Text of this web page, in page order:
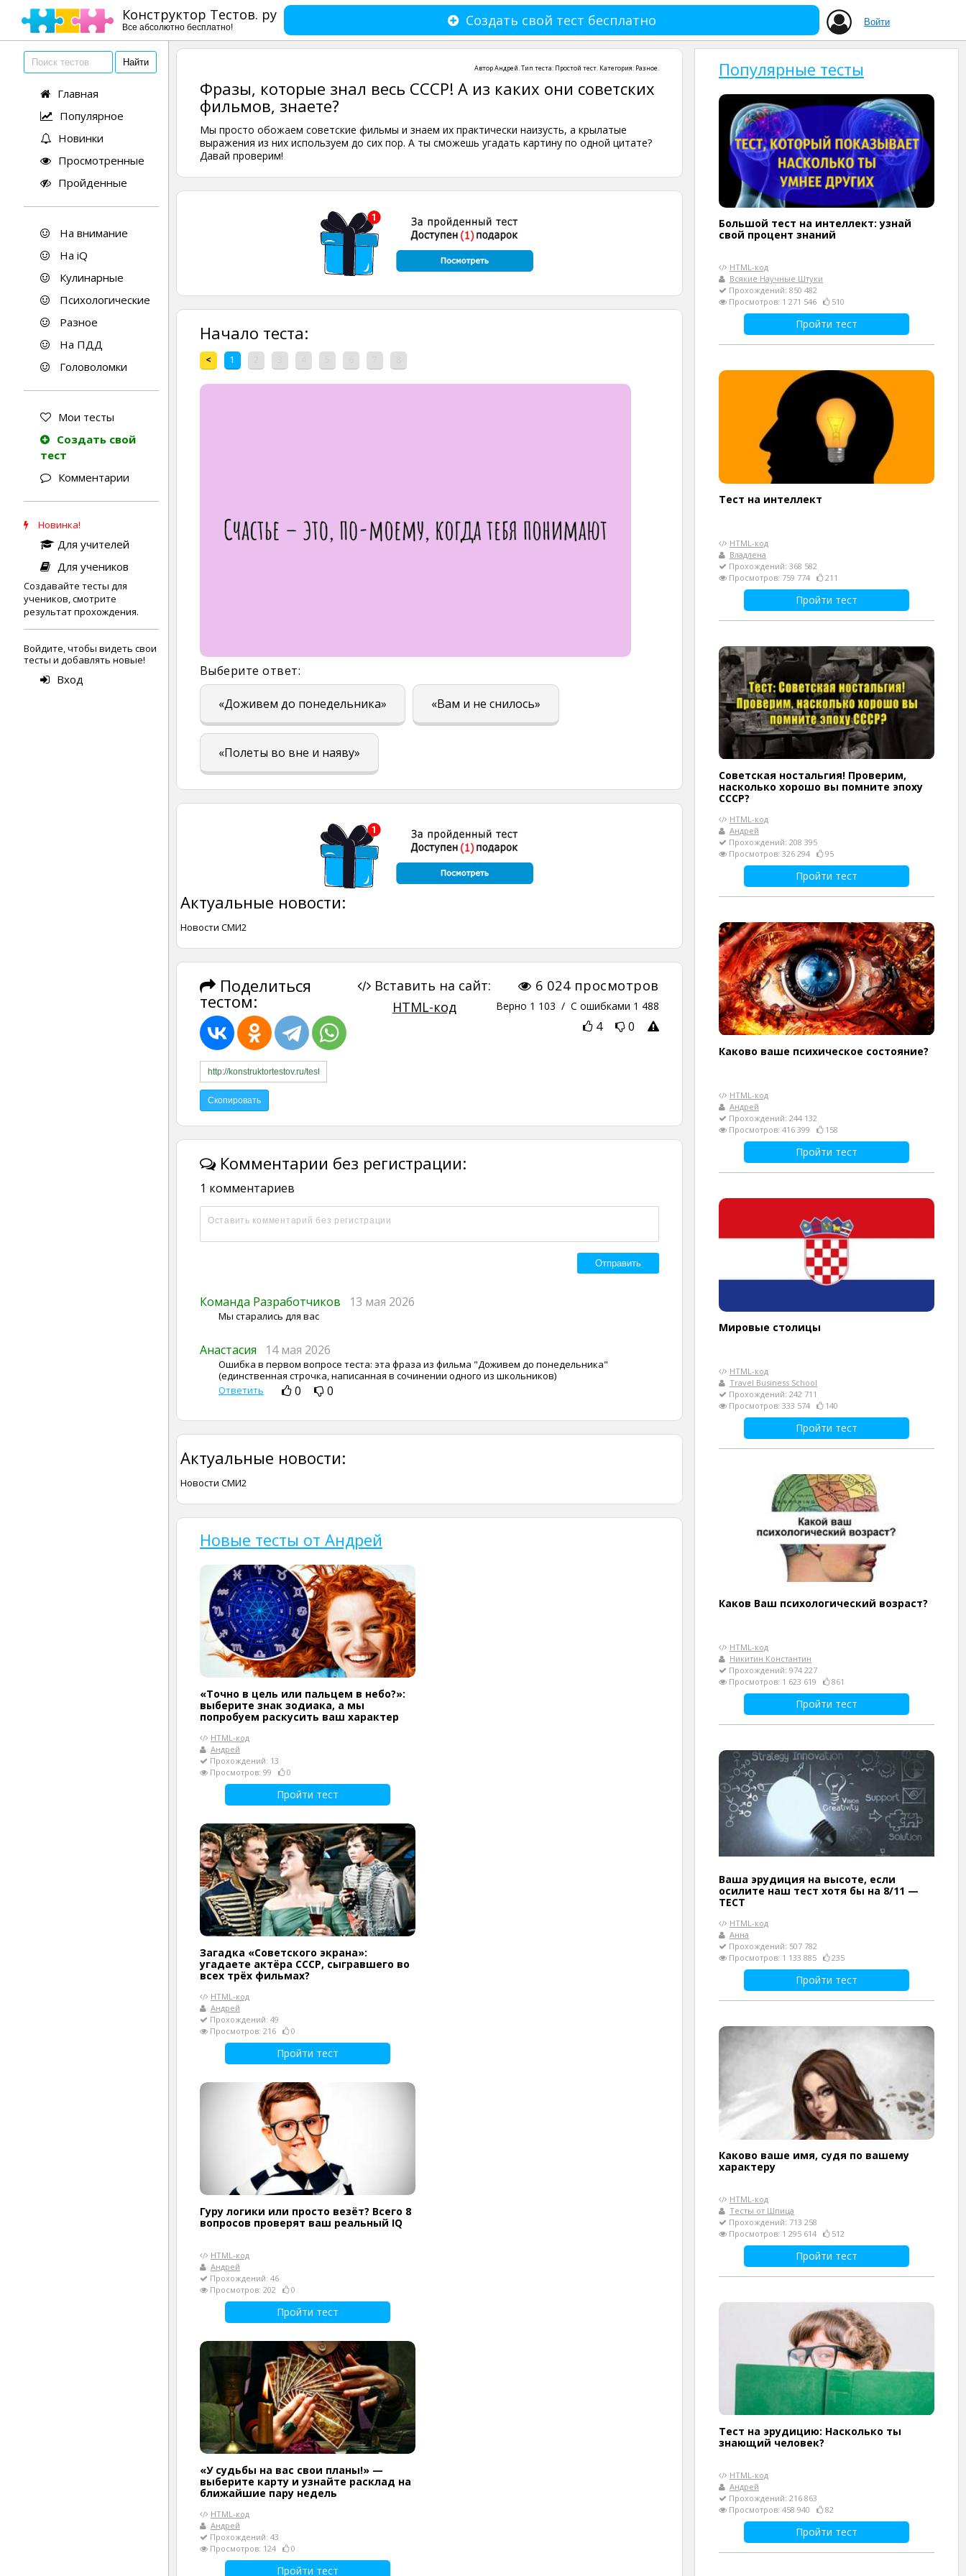
Конструктор Тестов. ру
Все абсолютно бесплатно! Войти
Создать свой тест бесплатно
Главная
Популярное
Новинки
Просмотренные
Пройденные
На внимание
На iQ
Кулинарные
Психологические
Разное
На ПДД
Головоломки
Мои тесты
Создать свой
тест
Комментарии
Новинка!
Для учителей
Для учеников
Создавайте тесты для
учеников, смотрите
результат прохождения.
Войдите, чтобы видеть свои
тесты и добавлять новые!
Вход
АвторАндрей. Тип теста: Простой тест. Категория: Разное.
Фразы, которые знал весь СССР! А из каких они советских
фильмов, знаете?
Мы просто обожаем советские фильмы и знаем их практически наизусть, а крылатые
выражения из них используем до сих пор. А ты сможешь угадать картину по одной цитате?
Давай проверим!
Начало теста:
< 1
Выберите ответ:
«Доживем до понедельника» «Вам и не снилось»
«Полеты во вне и наяву»
Актуальные новости:
Новости СМИ2
Поделиться
тестом:
6 024просмотров
Верно 1 103 / С ошибками 1 488
4 0
Вставить на сайт:
HTML-код
Комментарии без регистрации:
1 комментариев
Команда Разработчиков 13 мая 2026
Мы старались для вас
Анастасия 14 мая 2026
Ошибка в первом вопросе теста: эта фраза из фильма "Доживем до понедельника"
(единственная строчка, написанная в сочинении одного из школьников)
Ответить
0 0
Актуальные новости:
Новости СМИ2
Новые тесты от Андрей
«Точно в цель или пальцем в небо?»:
выберите знак зодиака, а мы
попробуем раскусить ваш характер
HTML-код
Андрей
Прохождений: 13
Просмотров: 99
0
Пройти тест
Загадка «Советского экрана»:
угадаете актёра СССР, сыгравшего во
всех трёх фильмах?
HTML-код
Андрей
Прохождений: 49
Просмотров: 216
0
Пройти тест
Гуру логики или просто везёт? Всего 8
вопросов проверят ваш реальный IQ
HTML-код
Андрей
Прохождений: 46
Просмотров: 202
0
Пройти тест
«У судьбы на вас свои планы!» —
выберите карту и узнайте расклад на
ближайшие пару недель
HTML-код
Андрей
Прохождений: 43
Просмотров: 124
0
Пройти тест
Популярные тесты
Большой тест на интеллект: узнай
свой процент знаний
HTML-код
Всякие Научные Штуки
Прохождений: 850 482
Просмотров: 1 271 546
510
Пройти тест
Тест на интеллект
HTML-код
Владлена
Прохождений: 368 582
Просмотров: 759 774
211
Пройти тест
Советская ностальгия! Проверим,
насколько хорошо вы помните эпоху
СССР?
HTML-код
Андрей
Прохождений: 208 395
Просмотров: 326 294
95
Пройти тест
Каково ваше психическое состояние?
HTML-код
Андрей
Прохождений: 244 132
Просмотров: 416 399
158
Пройти тест
Мировые столицы
HTML-код
Travel Business School
Прохождений: 242 711
Просмотров: 333 574
140
Пройти тест
Каков Ваш психологический возраст?
HTML-код
Никитин Константин
Прохождений: 974 227
Просмотров: 1 623 619
861
Пройти тест
Ваша эрудиция на высоте, если
осилите наш тест хотя бы на 8/11 —
ТЕСТ
HTML-код
Анна
Прохождений: 507 782
Просмотров: 1 133 885
235
Пройти тест
Каково ваше имя, судя по вашему
характеру
HTML-код
Тесты от Шпица
Прохождений: 713 258
Просмотров: 1 295 614
512
Пройти тест
Тест на эрудицию: Насколько ты
знающий человек?
HTML-код
Андрей
Прохождений: 216 863
Просмотров: 458 940
82
Пройти тест